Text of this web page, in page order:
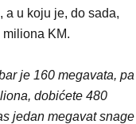
a u koju je, do sada,
KM.
je 160 megavata, pa
dobićete 480
jedan megavat snage